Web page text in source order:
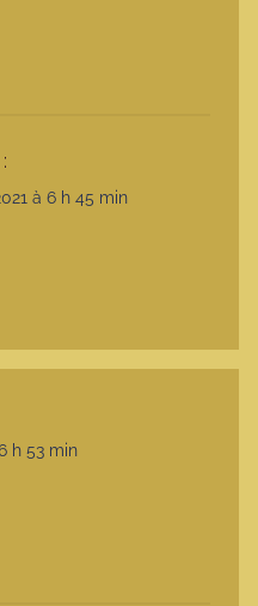
à 6 h 45 min
h 53 min